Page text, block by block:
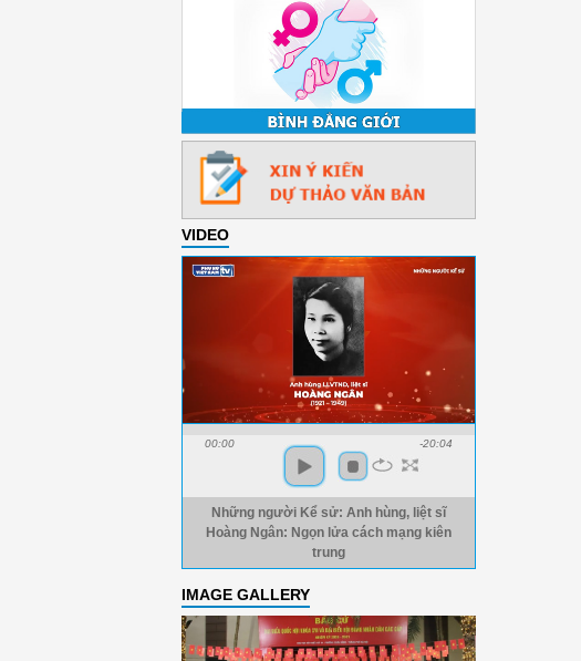
VIDEO
00:00 -20:04
Những người Kể sử: Anh hùng, liệt sĩ
Hoàng Ngân: Ngọn lửa cách mạng kiên
trung
IMAGE GALLERY